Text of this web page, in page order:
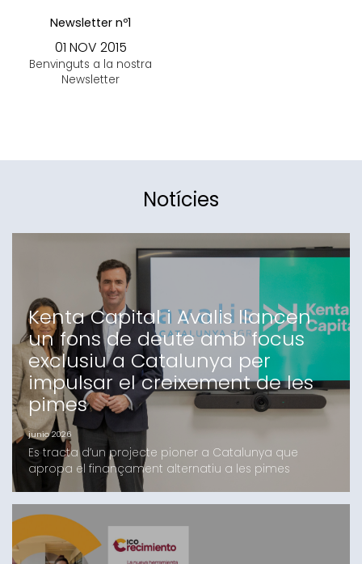
Newsletter nº1
01 NOV 2015
Benvinguts a la nostra
Newsletter
Notícies
Kenta Capital i Avalis llancen
un fons de deute amb focus
exclusiu a Catalunya per
impulsar el creixement de les
pimes
junio 2026
Es tracta d’un projecte pioner a Catalunya que
apropa el finançament alternatiu a les pimes
catalanes, en el qual Avalis i Kenta Capital fa mesos
que treballen i que compta amb el suport d’un grup
d’inversors, tant family offices com institucionals,
majoritàriament catalansEl fons, que oferirà
finançament de fins a 4 milions d’euros en